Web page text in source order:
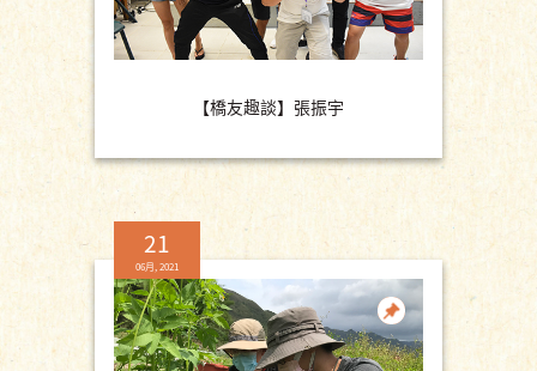
【橋友趣談】張振宇
21
06月, 2021